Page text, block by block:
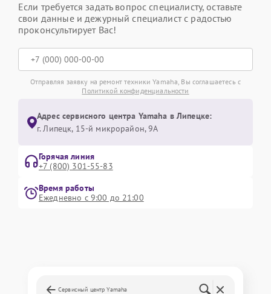
Если требуется задать вопрос специалисту, оставьте
свои данные и дежурный специалист с радостью
проконсультирует Вас!
Отправляя заявку на ремонт техники Yamaha, Вы соглашаетесь с
Политикой конфиденциальности
Адрес сервисного центра Yamaha в Липецке:
г. Липецк, 15-й микрорайон, 9А
Горячая линия
+7 (800) 301-55-83
Время работы
Ежедневно с 9:00 до 21:00
Сервисный центр Yamaha